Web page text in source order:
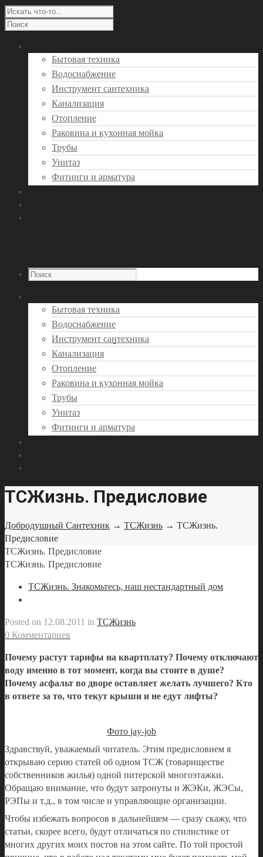
Бытовая техника
Водоснабжение
Инструмент сантехника
Канализация
Отопление
Раковина и кухонная мойка
Трубы
Унитаз
Фитинги и арматура
Бытовая техника
Водоснабжение
Инструмент сантехника
Канализация
Отопление
Раковина и кухонная мойка
Трубы
Унитаз
Фитинги и арматура
ТСЖизнь. Предисловие
Добродушный Сантехник → ТСЖизнь → ТСЖизнь.
Предисловие
ТСЖизнь. Предисловие
ТСЖизнь. Предисловие
ТСЖизнь. Знакомьтесь, наш нестандартный дом
Posted on 12.08.2011 in ТСЖизнь
0 Комментариев
Почему растут тарифы на квартплату? Почему отключают
воду именно в тот момент, когда вы стоите в душе?
Почему асфальт во дворе оставляет желать лучшего? Кто
в ответе за то, что текут крыши и не едут лифты?
Фото jay-job
Здравствуй, уважаемый читатель. Этим предисловием я
открываю серию статей об одном ТСЖ (товариществе
собственников жилья) одной питерской многоэтажки.
Обращаю внимание, что будут затронуты и ЖЭКи, ЖЭСы,
РЭПы и т.д., в том числе и управляющие организации.
Чтобы избежать вопросов в дальнейшем — сразу скажу, что
статьи, скорее всего, будут отличаться по стилистике от
многих других моих постов на этом сайте. По той простой